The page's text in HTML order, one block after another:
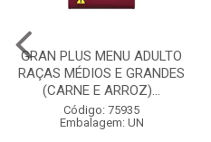
GRAN PLUS MENU ADULTO
RAÇAS MÉDIOS E GRANDES
(CARNE E ARROZ)...
Código: 75935
Embalagem: UN